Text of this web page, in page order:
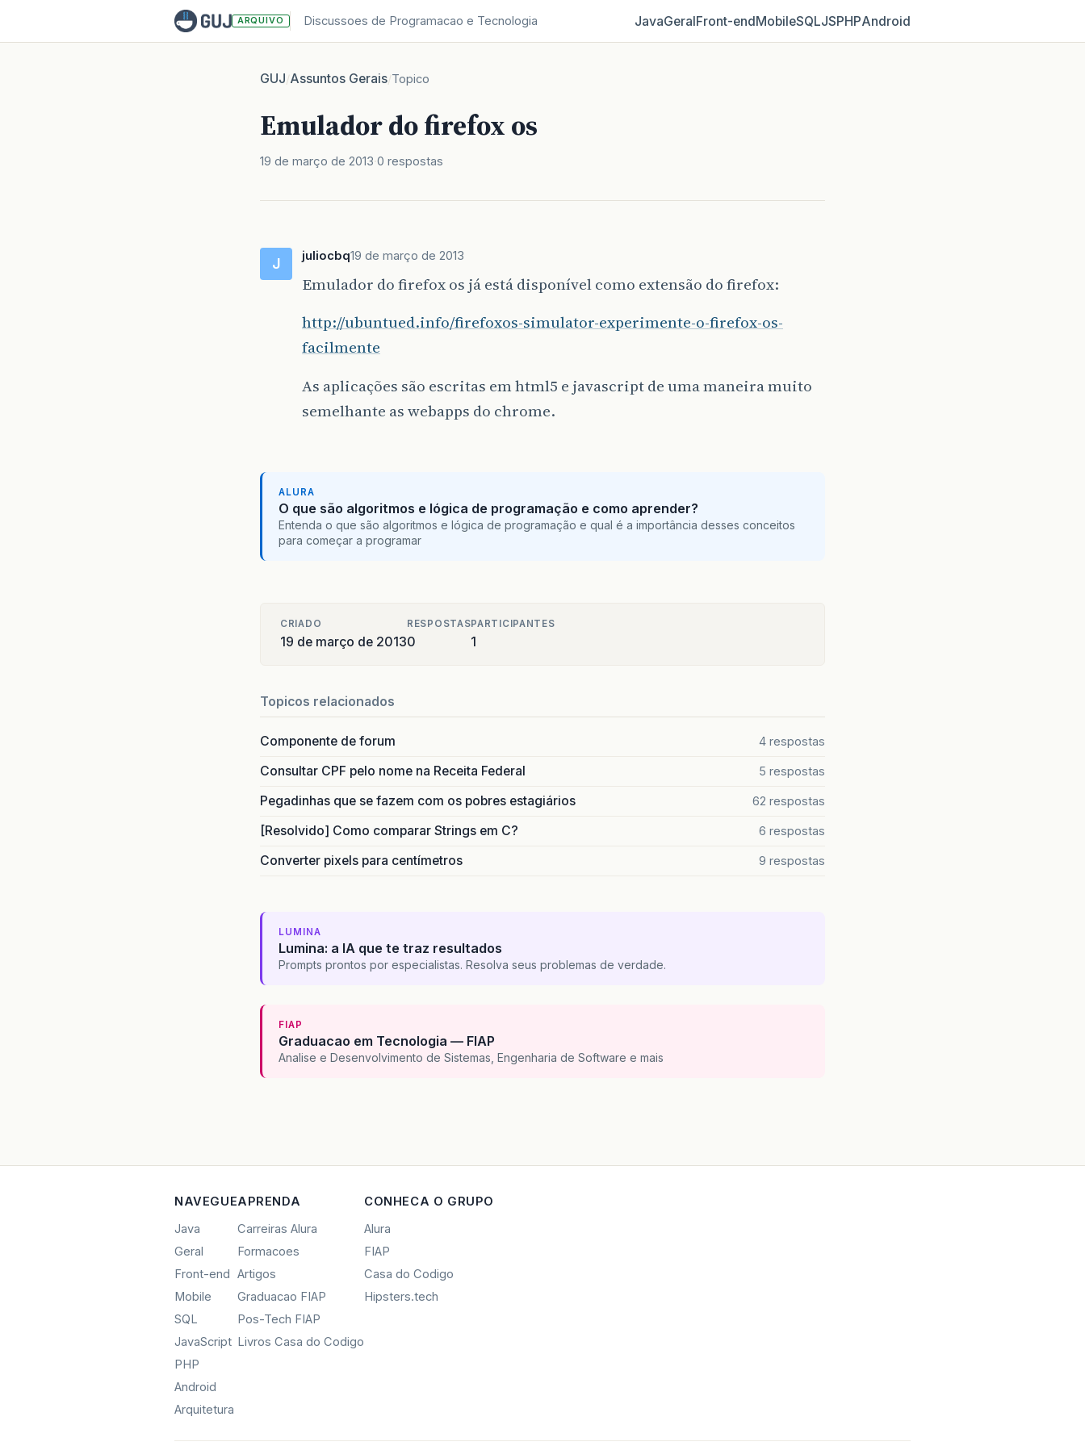
ARQUIVO Discussoes de Programacao e Tecnologia JavaGeralFront‑endMobileSQLJSPHPAndroid
GUJ/Assuntos Gerais/Topico
Emulador do firefox os
19 de março de 2013 0 respostas
J juliocbq19 de março de 2013
Emulador do firefox os já está disponível como extensão do firefox:
http://ubuntued.info/firefoxos-simulator-experimente-o-firefox-os-
facilmente
As aplicações são escritas em html5 e javascript de uma maneira muito
semelhante as webapps do chrome.
ALURA
O que são algoritmos e lógica de programação e como aprender?
Entenda o que são algoritmos e lógica de programação e qual é a importância desses conceitos
para começar a programar
CRIADO
19 de março de 2013
RESPOSTAS
0
PARTICIPANTES
1
Topicos relacionados
Componente de forum 4 respostas
Consultar CPF pelo nome na Receita Federal 5 respostas
Pegadinhas que se fazem com os pobres estagiários 62 respostas
[Resolvido] Como comparar Strings em C? 6 respostas
Converter pixels para centímetros 9 respostas
LUMINA
Lumina: a IA que te traz resultados
Prompts prontos por especialistas. Resolva seus problemas de verdade.
FIAP
Graduacao em Tecnologia — FIAP
Analise e Desenvolvimento de Sistemas, Engenharia de Software e mais
NAVEGUE
Java
Geral
Front-end
Mobile
SQL
JavaScript
PHP
Android
Arquitetura
APRENDA
Carreiras Alura
Formacoes
Artigos
Graduacao FIAP
Pos-Tech FIAP
Livros Casa do Codigo
CONHECA O GRUPO
Alura
FIAP
Casa do Codigo
Hipsters.tech